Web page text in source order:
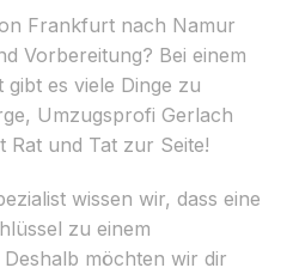
Frankfurt nach Namur
Vorbereitung? Bei einem
es viele Dinge zu
Umzugsprofi Gerlach
und Tat zur Seite!
wissen wir, dass eine
zu einem
möchten wir dir